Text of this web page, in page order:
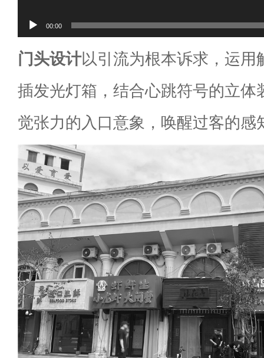
00:00
门头设计以引流为根本诉求，运用
插发光灯箱，结合心跳符号的立体
觉张力的入口意象，唤醒过客的感